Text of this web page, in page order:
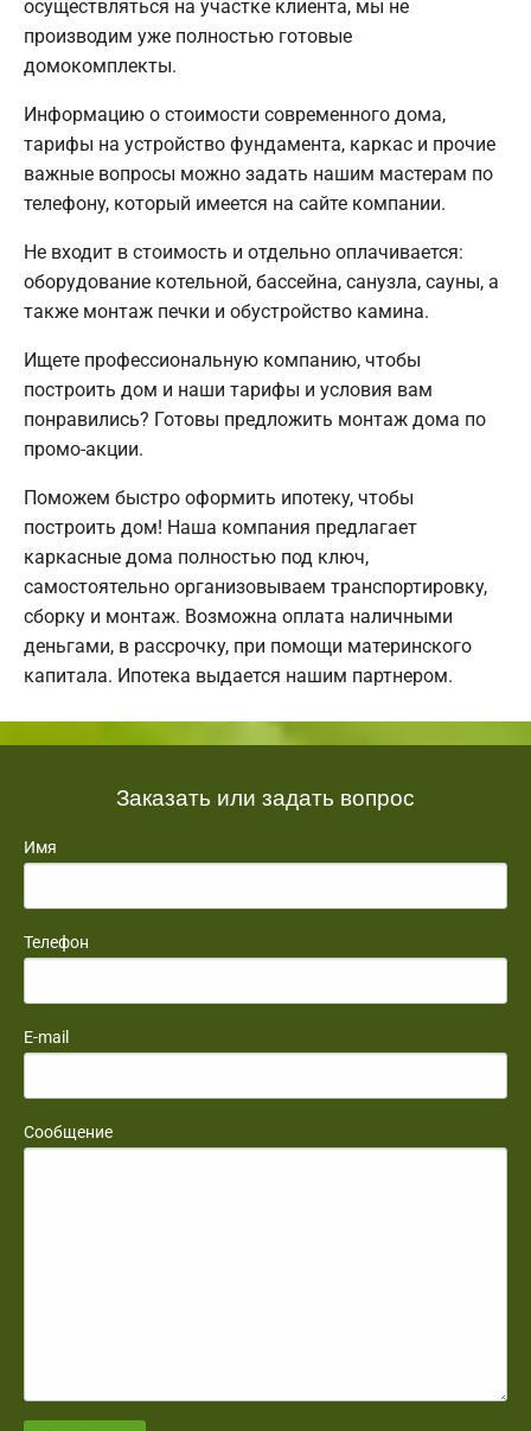
осуществляться на участке клиента, мы не
производим уже полностью готовые
домокомплекты.
Информацию о стоимости современного дома,
тарифы на устройство фундамента, каркас и прочие
важные вопросы можно задать нашим мастерам по
телефону, который имеется на сайте компании.
Не входит в стоимость и отдельно оплачивается:
оборудование котельной, бассейна, санузла, сауны, а
также монтаж печки и обустройство камина.
Ищете профессиональную компанию, чтобы
построить дом и наши тарифы и условия вам
понравились? Готовы предложить монтаж дома по
промо-акции.
Поможем быстро оформить ипотеку, чтобы
построить дом! Наша компания предлагает
каркасные дома полностью под ключ,
самостоятельно организовываем транспортировку,
сборку и монтаж. Возможна оплата наличными
деньгами, в рассрочку, при помощи материнского
капитала. Ипотека выдается нашим партнером.
Заказать или задать вопрос
Имя
Телефон
E-mail
Сообщение